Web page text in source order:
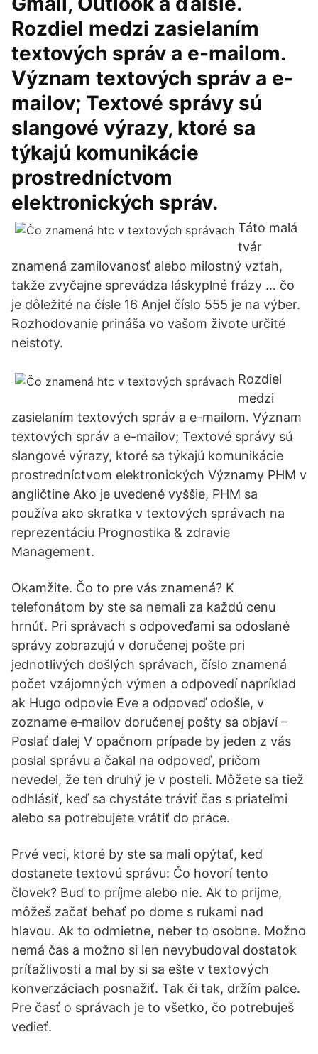
Rozdiel medzi zasielaním
textových správ a e-mailom.
Význam textových správ a e-
mailov; Textové správy sú
slangové výrazy, ktoré sa
týkajú komunikácie
prostredníctvom
elektronických správ.
Táto malá
tvár
znamená zamilovanosť alebo milostný vzťah,
takže zvyčajne sprevádza láskyplné frázy … čo
je dôležité na čísle 16 Anjel číslo 555 je na výber.
Rozhodovanie prináša vo vašom živote určité
neistoty.
Rozdiel
medzi
zasielaním textových správ a e-mailom. Význam
textových správ a e-mailov; Textové správy sú
slangové výrazy, ktoré sa týkajú komunikácie
prostredníctvom elektronických Významy PHM v
angličtine Ako je uvedené vyššie, PHM sa
používa ako skratka v textových správach na
reprezentáciu Prognostika & zdravie
Management.
Okamžite. Čo to pre vás znamená? K
telefonátom by ste sa nemali za každú cenu
hrnúť. Pri správach s odpoveďami sa odoslané
správy zobrazujú v doručenej pošte pri
jednotlivých došlých správach, číslo znamená
počet vzájomných výmen a odpovedí napríklad
ak Hugo odpovie Eve a odpoveď odošle, v
zozname e‐mailov doručenej pošty sa objaví –
Poslať ďalej V opačnom prípade by jeden z vás
poslal správu a čakal na odpoveď, pričom
nevedel, že ten druhý je v posteli. Môžete sa tiež
odhlásiť, keď sa chystáte tráviť čas s priateľmi
alebo sa potrebujete vrátiť do práce.
Prvé veci, ktoré by ste sa mali opýtať, keď
dostanete textovú správu: Čo hovorí tento
človek? Buď to príjme alebo nie. Ak to prijme,
môžeš začať behať po dome s rukami nad
hlavou. Ak to odmietne, neber to osobne. Možno
nemá čas a možno si len nevybudoval dostatok
príťažlivosti a mal by si sa ešte v textových
konverzáciach posnažiť. Tak či tak, držím palce.
Pre časť o správach je to všetko, čo potrebuješ
vedieť.